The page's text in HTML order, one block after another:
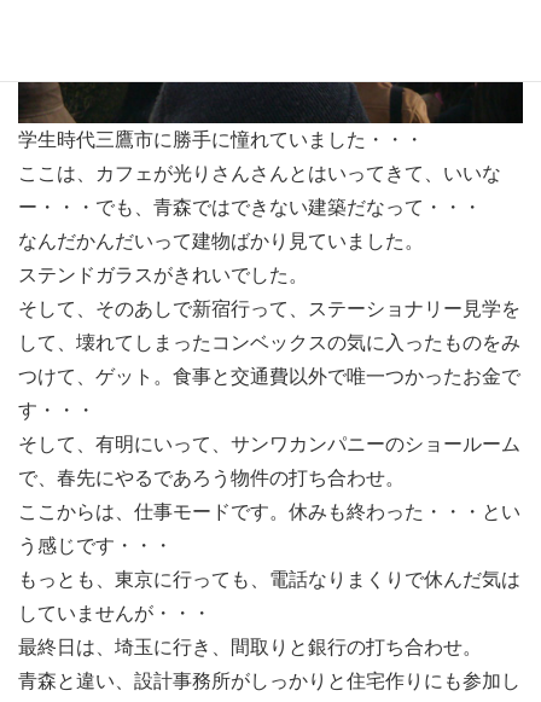
学生時代三鷹市に勝手に憧れていました・・・
ここは、カフェが光りさんさんとはいってきて、いいな
ー・・・でも、青森ではできない建築だなって・・・
なんだかんだいって建物ばかり見ていました。
ステンドガラスがきれいでした。
そして、そのあしで新宿行って、ステーショナリー見学を
して、壊れてしまったコンベックスの気に入ったものをみ
つけて、ゲット。食事と交通費以外で唯一つかったお金で
す・・・
そして、有明にいって、サンワカンパニーのショールーム
で、春先にやるであろう物件の打ち合わせ。
ここからは、仕事モードです。休みも終わった・・・とい
う感じです・・・
もっとも、東京に行っても、電話なりまくりで休んだ気は
していませんが・・・
最終日は、埼玉に行き、間取りと銀行の打ち合わせ。
青森と違い、設計事務所がしっかりと住宅作りにも参加し